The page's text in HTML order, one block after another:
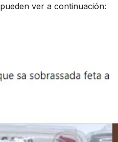
pueden ver a continuación: